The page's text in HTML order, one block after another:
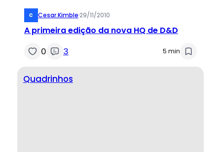
Cesar.kimble·29/11/2010
A primeira edição da nova HQ de D&D
0 3 5 min
Quadrinhos